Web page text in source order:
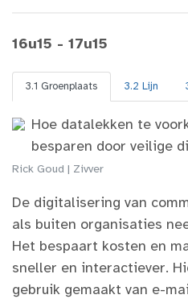
16u15 - 17u15
3.1 Groenplaats 3.2 Lijn
Hoe datalekken te
besparen door veilige
Rick Goud | Zivver
De digitalisering van
als buiten organisaties
Het bespaart kosten en
sneller en interactiever.
gebruik gemaakt van e-